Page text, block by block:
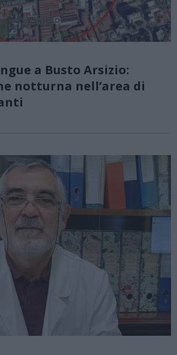
a Busto Arsizio:
notturna nell’area di